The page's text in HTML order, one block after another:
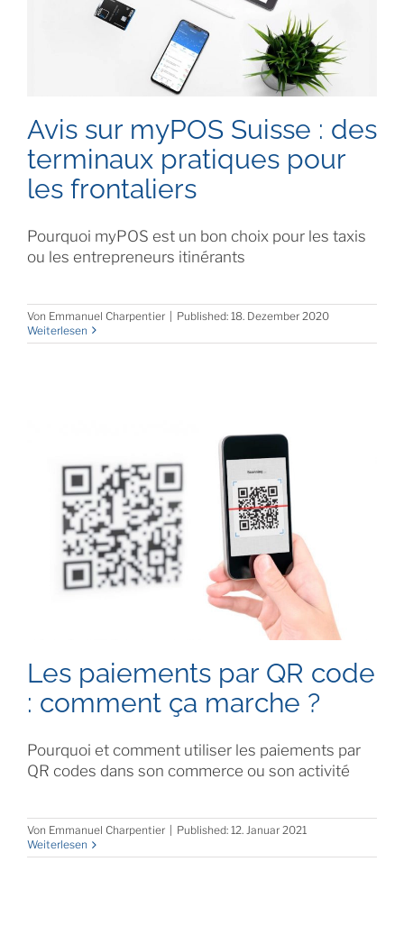
Avis sur myPOS Suisse : des
terminaux pratiques pour
les frontaliers
Pourquoi myPOS est un bon choix pour les taxis
ou les entrepreneurs itinérants
Von Emmanuel Charpentier | Published: 18. Dezember 2020
Weiterlesen
Les paiements par QR code
: comment ça marche ?
Pourquoi et comment utiliser les paiements par
QR codes dans son commerce ou son activité
Von Emmanuel Charpentier
Published: 12. Januar 2021
Weiterlesen